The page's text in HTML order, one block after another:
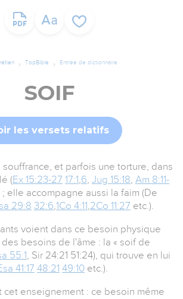
TopBible Entrée de dictionnaire
SOIF
les versets relatifs
et parfois une torture, dans
(Ex 15:23-27 17:1,6, Jug 15:18, Am 8:11-
; elle accompagne aussi la faim (De
29:8 32:6,1Co 4:11,2Co 11:27 etc.).
voient dans ce besoin physique
besoins de l'âme : la « soif de
55:1, Sir 24:21 51:24), qui trouve en lui
41:17 48:21 49:10 etc.).
enseignement : ce besoin même